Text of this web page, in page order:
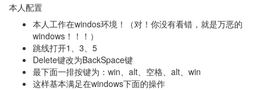
本人配置
本人工作在windos环境！（对！你没有看错，就是万恶的
windows！！！）
跳线打开1、3、5
Delete键改为BackSpace键
最下面一排按键为：win、alt、空格、alt、win
这样基本满足在windows下面的操作